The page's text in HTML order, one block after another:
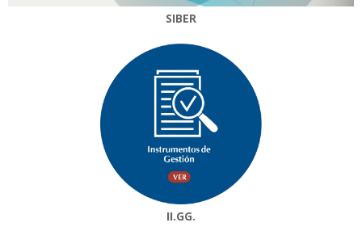
SIBER
II.GG.